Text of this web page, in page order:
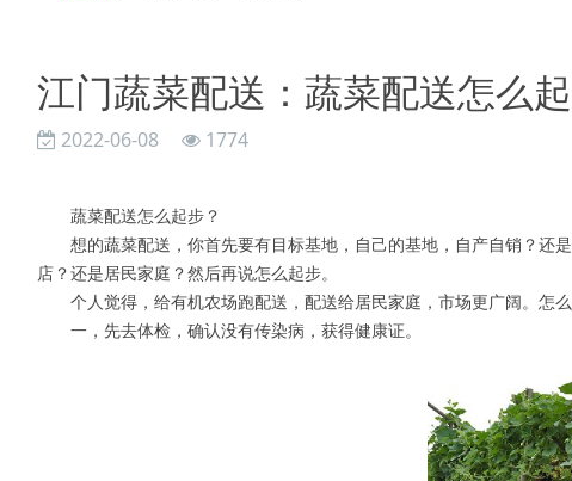
江门蔬菜配送：蔬菜配送怎么
2022-06-08 1774
蔬菜配送怎么起步？
想的蔬菜配送，你首先要有目标基地，自己的基地，自产自销？还
店？还是居民家庭？然后再说怎么起步。
个人觉得，给有机农场跑配送，配送给居民家庭，市场更广阔。怎么
一，先去体检，确认没有传染病，获得健康证。